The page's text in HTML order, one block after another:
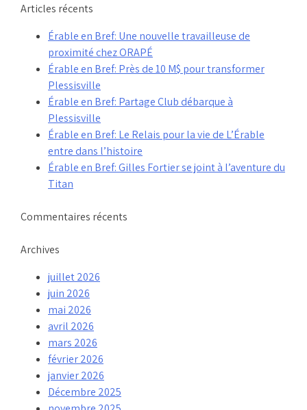
Articles récents
Érable en Bref: Une nouvelle travailleuse de
proximité chez ORAPÉ
Érable en Bref: Près de 10 M$ pour transformer
Plessisville
Érable en Bref: Partage Club débarque à
Plessisville
Érable en Bref: Le Relais pour la vie de L’Érable
entre dans l’histoire
Érable en Bref: Gilles Fortier se joint à l’aventure du
Titan
Commentaires récents
Archives
juillet 2026
juin 2026
mai 2026
avril 2026
mars 2026
février 2026
janvier 2026
Décembre 2025